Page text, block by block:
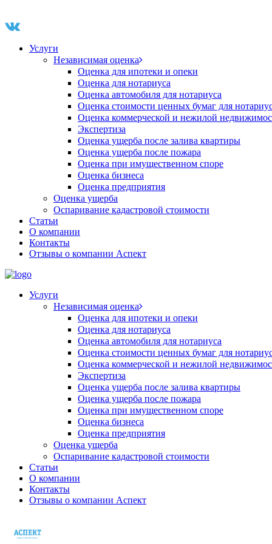
Услуги
Независимая оценка
Оценка для ипотеки и опеки
Оценка для нотариуса
Оценка автомобиля для нотариуса
Оценка стоимости ценных бумаг для
Оценка коммерческой и нежилой
Экспертиза
Оценка ущерба после залива квартиры
Оценка ущерба после пожара
Оценка при имущественном споре
Оценка бизнеса
Оценка предприятия
Оценка ущерба
Оспаривание кадастровой стоимости
Статьи
О компании
Контакты
Отзывы о компании Аспект
Услуги
Независимая оценка
Оценка для ипотеки и опеки
Оценка для нотариуса
Оценка автомобиля для нотариуса
Оценка стоимости ценных бумаг для
Оценка коммерческой и нежилой
Экспертиза
Оценка ущерба после залива квартиры
Оценка ущерба после пожара
Оценка при имущественном споре
Оценка бизнеса
Оценка предприятия
Оценка ущерба
Оспаривание кадастровой стоимости
Статьи
О компании
Контакты
Отзывы о компании Аспект